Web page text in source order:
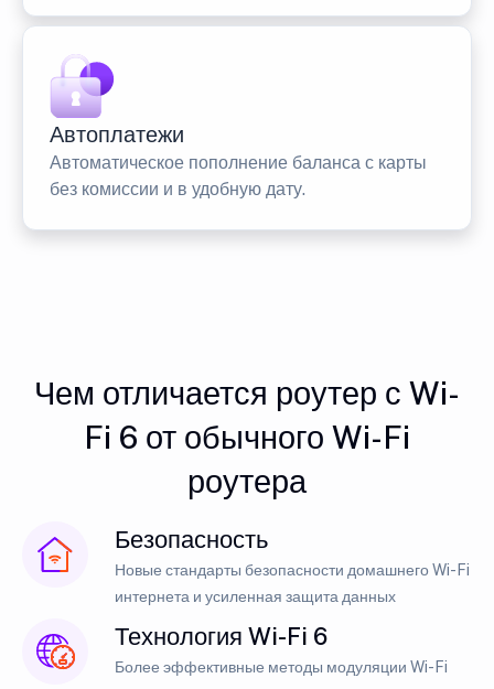
Автоплатежи
Автоматическое пополнение баланса с карты
без комиссии и в удобную дату.
Чем отличается роутер с Wi-
Fi 6 от обычного Wi-Fi
роутера
Безопасность
Новые стандарты безопасности домашнего Wi-Fi
интернета и усиленная защита данных
Технология Wi-Fi 6
Более эффективные методы модуляции Wi-Fi